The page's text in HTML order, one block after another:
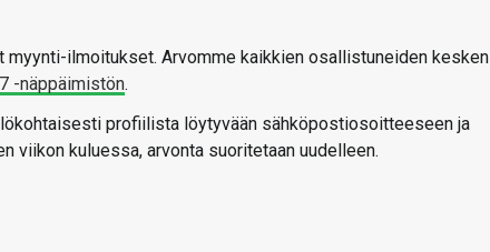
ilmoitukset. Arvomme kaikkien osallistuneiden kesken
-näppäimistön.
profiilista löytyvään sähköpostiosoitteeseen ja
viikon kuluessa, arvonta suoritetaan uudelleen.